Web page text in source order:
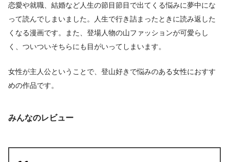
恋愛や就職、結婚など人生の節目節目で出てくる悩みに夢中にな
って読んでしまいました。人生で行き詰まったときに読み返した
くなる漫画です。また、登場人物の山ファッションが可愛らし
く、ついついそちらにも目がいってしまいます。
女性が主人公ということで、登山好きで悩みのある女性におすす
めの作品です。
みんなのレビュー